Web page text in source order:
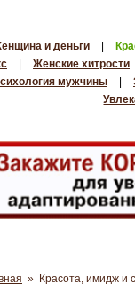
и деньги
Женские хитрости
мужчины
» Красота, имидж и